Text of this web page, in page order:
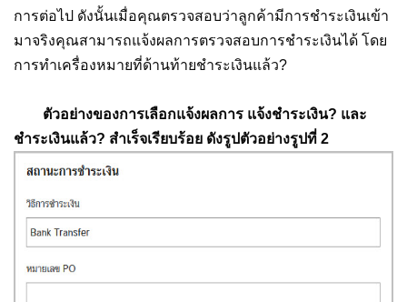
การต่อไป ดังนั้นเมื่อคุณตรวจสอบว่าลูกค้ามีการชำระเงินเข้า
มาจริงคุณสามารถแจ้งผลการตรวจสอบการชำระเงินได้ โดย
การทำเครื่องหมายที่ด้านท้ายชำระเงินแล้ว?
ตัวอย่างของการเลือกแจ้งผลการ แจ้งชำระเงิน? และ
ชำระเงินแล้ว? สำเร็จเรียบร้อย ดังรูปตัวอย่างรูปที่ 2